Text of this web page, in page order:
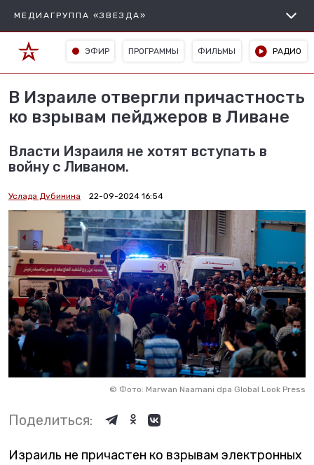
МЕДИАГРУППА «ЗВЕЗДА»
ЭФИР ПРОГРАММЫ ФИЛЬМЫ РАДИО
В Израиле отвергли причастность
ко взрывам пейджеров в Ливане
Власти Израиля не хотят вступать в
войну с Ливаном.
Услада Дубинина 22-09-2024 16:54
© Фото: Marwan Naamani dpa Global Look Press
Поделиться:
Израиль не причастен ко взрывам электронных